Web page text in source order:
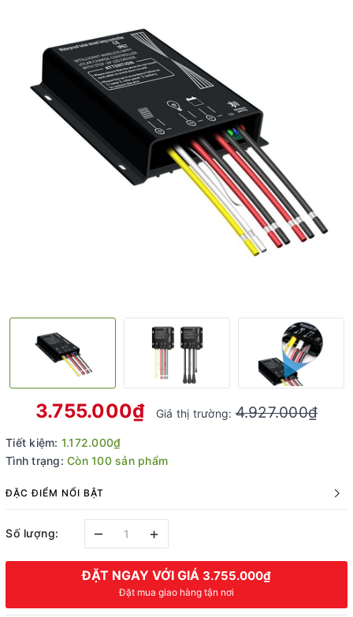
3.755.000₫ Giá thị trường:4.927.000₫
Tiết kiệm: 1.172.000₫
Tình trạng: Còn 100 sản phẩm
ĐẶC ĐIỂM NỔI BẬT
Số lượng: – +
ĐẶT NGAY VỚI GIÁ 3.755.000₫
Đặt mua giao hàng tận nơi